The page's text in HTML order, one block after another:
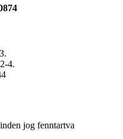
4.
jog fenntartva